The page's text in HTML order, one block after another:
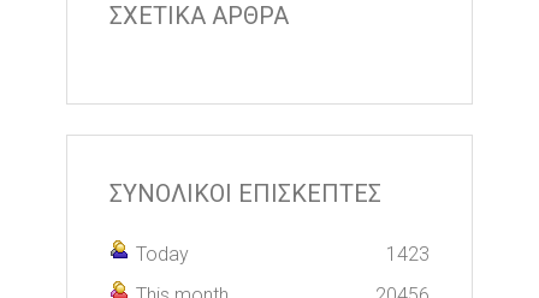
ΣΧΕΤΙΚΑ ΑΡΘΡΑ
ΣΥΝΟΛΙΚΟΙ ΕΠΙΣΚΕΠΤΕΣ
Today
1423